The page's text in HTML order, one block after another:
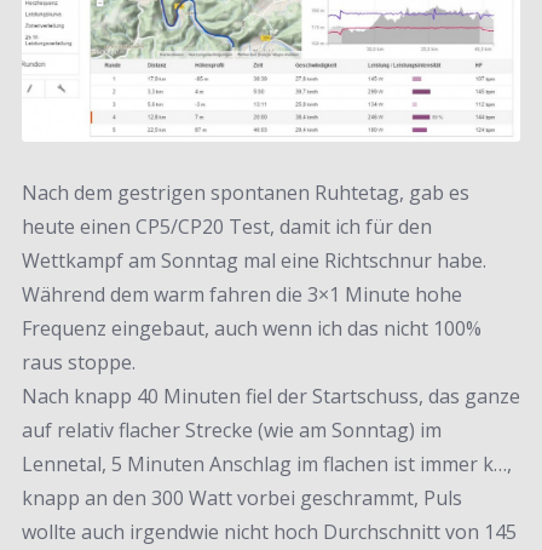
Nach dem gestrigen spontanen Ruhtetag, gab es
heute einen CP5/CP20 Test, damit ich für den
Wettkampf am Sonntag mal eine Richtschnur habe.
Während dem warm fahren die 3×1 Minute hohe
Frequenz eingebaut, auch wenn ich das nicht 100%
raus stoppe.
Nach knapp 40 Minuten fiel der Startschuss, das ganze
auf relativ flacher Strecke (wie am Sonntag) im
Lennetal, 5 Minuten Anschlag im flachen ist immer k…,
knapp an den 300 Watt vorbei geschrammt, Puls
wollte auch irgendwie nicht hoch Durchschnitt von 145